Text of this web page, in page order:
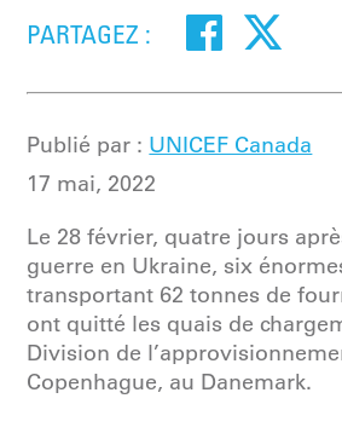
PARTAGEZ :
Publié par : UNICEF Canada
17 mai, 2022
Le 28 février, quatre jours
guerre en Ukraine, six
transportant 62 tonnes de
ont quitté les quais de
Division de
Copenhague, au Danemark.